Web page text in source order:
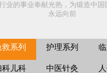
业的事业奉献光热，为锻造中
永远向前
救系列 护理系列
科儿科 中医针灸